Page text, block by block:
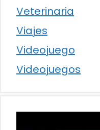
Veterinaria
Viajes
Videojuego
Videojuegos